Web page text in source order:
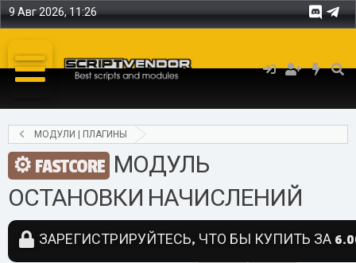
9 Авг 2026, 11:26
МОДУЛИ | ПЛАГИНЫ
FASTCORE МОДУЛЬ
ОСТАНОВКИ НАЧИСЛЕНИЙ
ЗАРЕГИСТРИРУЙТЕСЬ, ЧТО БЫ КУПИТЬ ЗА 6.00